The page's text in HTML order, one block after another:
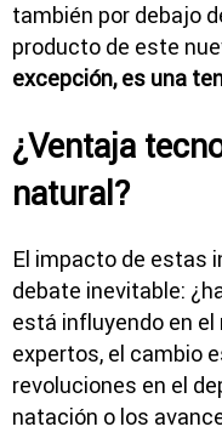
también por debajo
producto de este
excepción, es una
¿Ventaja
natural?
El impacto de estas
debate inevitable:
está influyendo en
expertos, el cambio
revoluciones en el
natación o los